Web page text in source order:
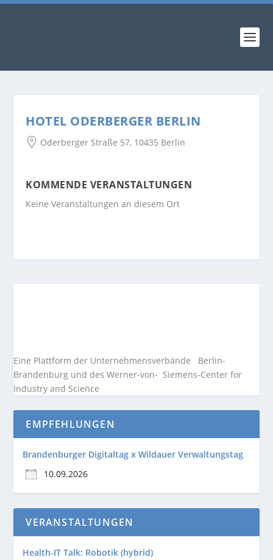
HOTEL ODERBERGER BERLIN
Oderberger Straße 57, 10435 Berlin
KOMMENDE VERANSTALTUNGEN
Keine Veranstaltungen an diesem Ort
Eine Plattform der Unternehmensverbände Berlin-
Brandenburg und des Werner-von- Siemens-Center for
Industry and Science
EMPFEHLUNGEN
Brandenburger Digitaltag x Wildauer Verwaltungstag
10.09.2026
VERANSTALTUNGEN
Health-IT Talk: Robotik (hybrid)